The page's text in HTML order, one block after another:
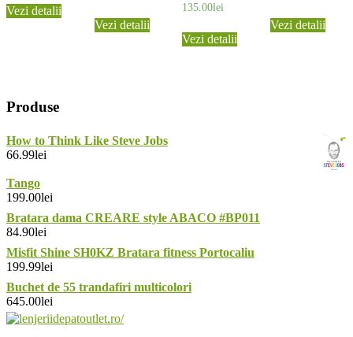
Vezi detalii
Vezi detalii
135.00lei
Vezi detalii
Vezi detalii
Produse
How to Think Like Steve Jobs
66.99lei
Tango
199.00lei
Bratara dama CREARE style ABACO #BP011
84.90lei
Misfit Shine SH0KZ Bratara fitness Portocaliu
199.99lei
Buchet de 55 trandafiri multicolori
645.00lei